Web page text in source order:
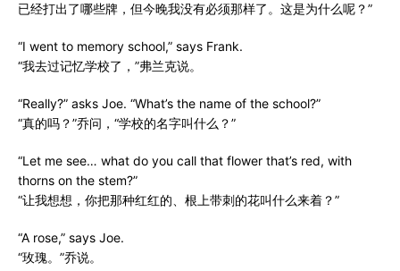
已经打出了哪些牌，但今晚我没有必须那样了。这是为什么呢？”
“I went to memory school,” says Frank.
“我去过记忆学校了，”弗兰克说。
“Really?” asks Joe. “What’s the name of the school?”
“真的吗？”乔问，“学校的名字叫什么？”
“Let me see… what do you call that flower that’s red, with
thorns on the stem?”
“让我想想，你把那种红红的、根上带刺的花叫什么来着？”
“A rose,” says Joe.
“玫瑰。”乔说。